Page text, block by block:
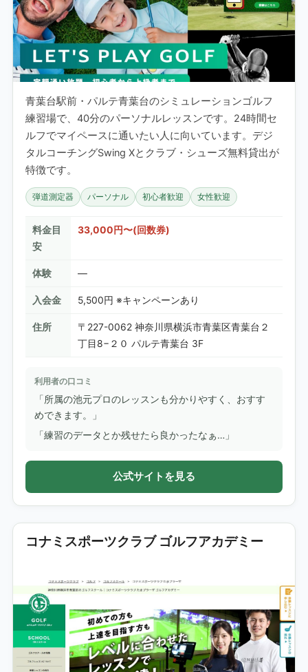
青葉台駅前・パルテ青葉台のシミュレーションゴルフ
練習場で、40分のパーソナルレッスンです。24時間セ
ルフでマイペースに通いたい人に向いています。デジ
タルコーチングSwing Xとクラブ・シューズ無料貸出が
特徴です。
弾道測定器 パーソナル 初心者歓迎 女性歓迎
料金目
安
33,000円〜(回数券)
体験 —
入会金 5,500円 ※キャンペーンあり
住所
〒227-0062 神奈川県横浜市青葉区青葉台２
丁目8−２０ パルテ青葉台 3F
利用者の口コミ
「所属の池元プロのレッスンも分かりやすく、おすす
めできます。」
「練習のデータとか残せたら良かったなぁ…」
公式サイトを見る
コナミスポーツクラブ ゴルフアカデミー